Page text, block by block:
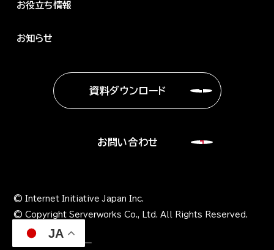
JA
お役立ち情報
お知らせ
資料ダウンロード
お問い合わせ
© Internet Initiative Japan Inc.
© Copyright Serverworks Co., Ltd. All Rights Reserved.
プライバシーポリシー